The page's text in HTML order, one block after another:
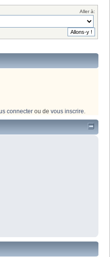
Aller à:
connecter ou de vous inscrire.